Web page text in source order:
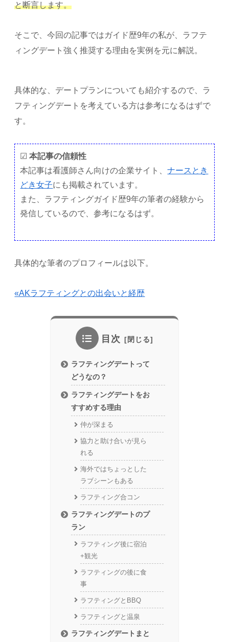
と断言します。
そこで、今回の記事ではガイド歴9年の私が、ラフテ
ィングデート強く推奨する理由を実例を元に解説。
具体的な、デートプランについても紹介するので、ラ
フティングデートを考えている方は参考になるはずで
す。
☑本記事の信頼性
本記事は看護師さん向けの企業サイト、ナースとき
どき女子にも掲載されています。
また、ラフティングガイド歴9年の筆者の経験から
発信しているので、参考になるはず。
具体的な筆者のプロフィールは以下。
«AKラフティングとの出会いと経歴
目次
ラフティングデートって
どうなの？
ラフティングデートをお
すすめする理由
仲が深まる
協力と助け合いが見ら
れる
海外ではちょっとした
ラブシーンもある
ラフティング合コン
ラフティングデートのプ
ラン
ラフティング後に宿泊
+観光
ラフティングの後に食
事
ラフティングとBBQ
ラフティングと温泉
ラフティングデートまと